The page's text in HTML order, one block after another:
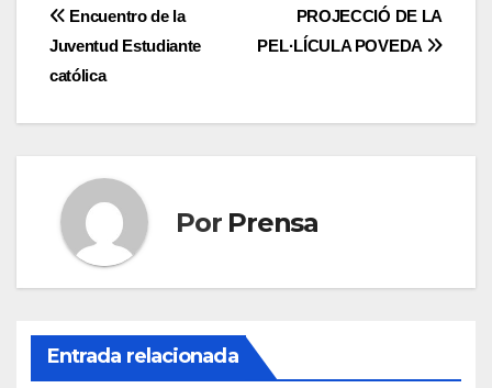
Navegación
de
entradas
PROJECCIÓ DE LA
PEL·LÍCULA POVEDA
Encuentro de la
Juventud Estudiante
católica
Por Prensa
Entrada relacionada